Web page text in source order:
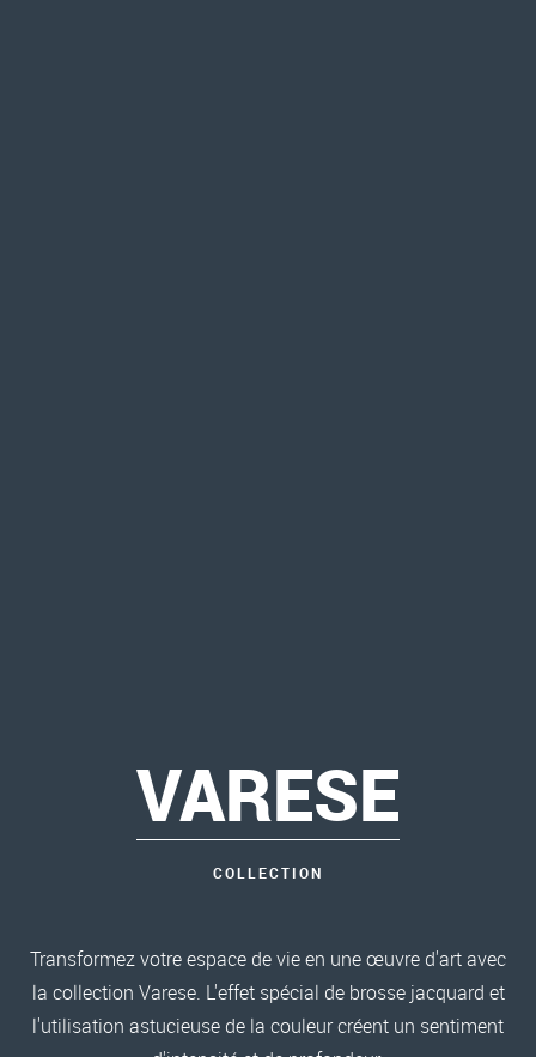
VARESE
COLLECTION
Transformez votre espace de vie en une œuvre d'art avec
la collection Varese. L'effet spécial de brosse jacquard et
l'utilisation astucieuse de la couleur créent un sentiment